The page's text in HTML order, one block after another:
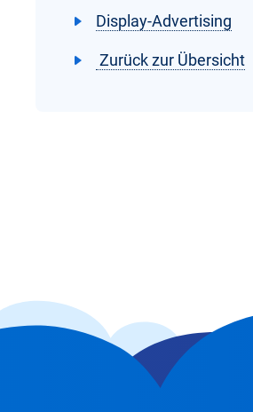
Display-Advertising
Zurück zur Übersicht